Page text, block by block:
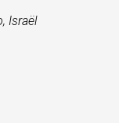
Israël